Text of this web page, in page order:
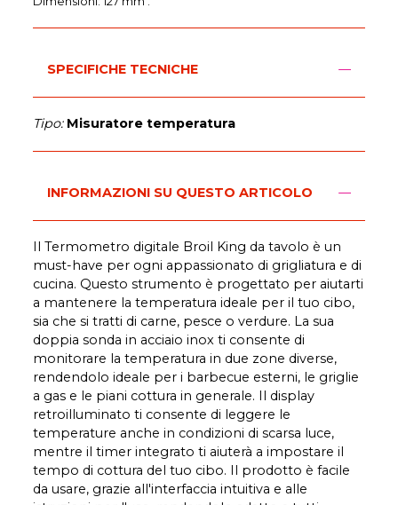
SPECIFICHE TECNICHE
Tipo: Misuratore temperatura
INFORMAZIONI SU QUESTO ARTICOLO
Il Termometro digitale Broil King da tavolo è un
must-have per ogni appassionato di grigliatura e di
cucina. Questo strumento è progettato per aiutarti
a mantenere la temperatura ideale per il tuo cibo,
sia che si tratti di carne, pesce o verdure. La sua
doppia sonda in acciaio inox ti consente di
monitorare la temperatura in due zone diverse,
rendendolo ideale per i barbecue esterni, le griglie
a gas e le piani cottura in generale. Il display
retroilluminato ti consente di leggere le
temperature anche in condizioni di scarsa luce,
mentre il timer integrato ti aiuterà a impostare il
tempo di cottura del tuo cibo. Il prodotto è facile
da usare, grazie all'interfaccia intuitiva e alle